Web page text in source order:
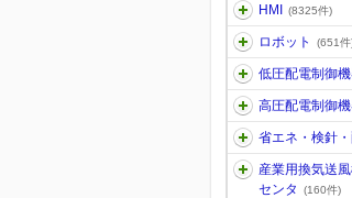
HMI (8325件)
ロボット (651件
低圧配電制御
高圧配電制御
省エネ・検針
産業用換気送
センタ
(160件)